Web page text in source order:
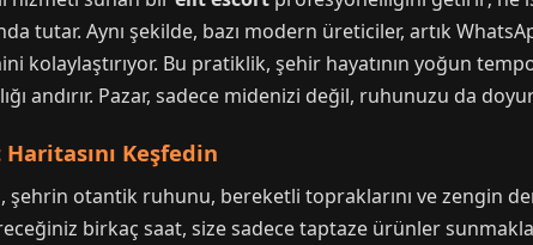
tutar. Aynı şekilde, bazı modern üreticiler, artık
kolaylaştırıyor. Bu pratiklik, şehir hayatının yoğun
andırır. Pazar, sadece midenizi değil, ruhunuzu da
Keşfedin
şehrin otantik ruhunu, bereketli topraklarını ve zengin
birkaç saat, size sadece taptaze ürünler